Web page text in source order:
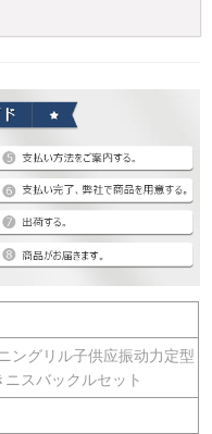
ングリル子供应振动力定型
スバックルセット